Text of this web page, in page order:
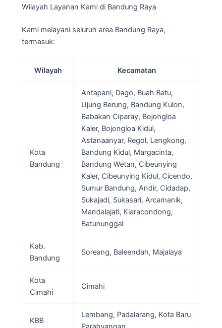
Wilayah Layanan Kami di Bandung Raya
Kami melayani seluruh area Bandung Raya,
termasuk:
Wilayah Kecamatan
Kota
Bandung
Antapani, Dago, Buah Batu,
Ujung Berung, Bandung Kulon,
Babakan Ciparay, Bojongloa
Kaler, Bojongloa Kidul,
Astanaanyar, Regol, Lengkong,
Bandung Kidul, Margacinta,
Bandung Wetan, Cibeunying
Kaler, Cibeunying Kidul, Cicendo,
Sumur Bandung, Andir, Cidadap,
Sukajadi, Sukasari, Arcamanik,
Mandalajati, Kiaracondong,
Batununggal
Kab.
Bandung
Soreang, Baleendah, Majalaya
Kota
Cimahi
Cimahi
KBB
Lembang, Padalarang, Kota Baru